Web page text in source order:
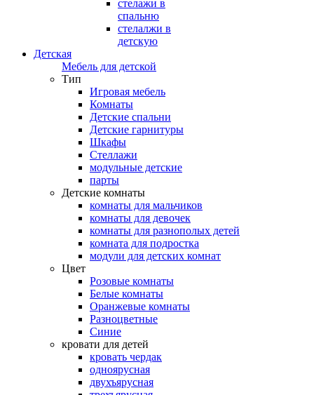
стелажи в
спальню
стелалжи в
детскую
Детская
Мебель для детской
Тип
Игровая мебель
Комнаты
Детские спальни
Детские гарнитуры
Шкафы
Стеллажи
модульные детские
парты
Детские комнаты
комнаты для мальчиков
комнаты для девочек
комнаты для разнополых детей
комната для подростка
модули для детских комнат
Цвет
Розовые комнаты
Белые комнаты
Оранжевые комнаты
Разноцветные
Синие
кровати для детей
кровать чердак
одноярусная
двухъярусная